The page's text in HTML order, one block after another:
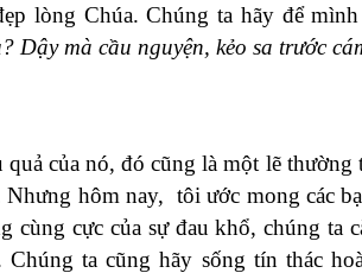
lòng Chúa. Chúng ta hãy để
Dậy mà cầu nguyện, kẻo sa trước
của nó, đó cũng là một lẽ thường
hôm nay, tôi ước mong các
cùng cực của sự đau khổ, chúng ta
ta cũng hãy sống tín thác